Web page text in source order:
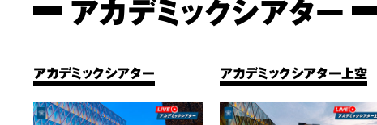
アカデミックシアター
アカデミックシアター アカデミックシアター上空